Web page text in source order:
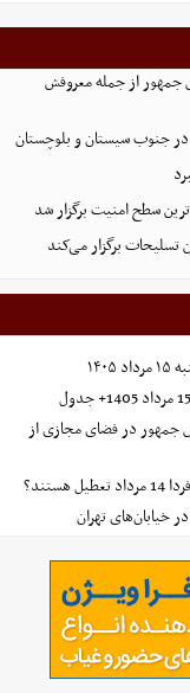
جمهور از جمله معروفش
جنوب سیستان و بلوچستان
تسلیحات برگزار می‌کند
جمهور در فضای مجازی از
خیابان‌های تهران